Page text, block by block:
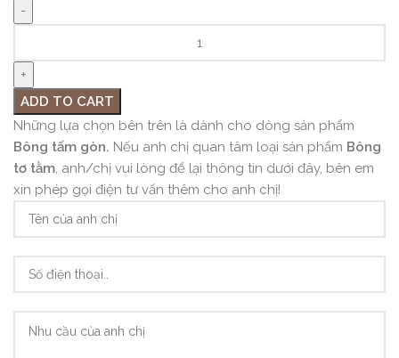
ADD TO CART
Những lựa chọn bên trên là dành cho dòng sản phẩm
Bông tấm gòn. Nếu anh chị quan tâm loại sản phẩm Bông
tơ tằm , anh/chị vui lòng để lại thông tin dưới đây, bên em
xin phép gọi điện tư vấn thêm cho anh chị!